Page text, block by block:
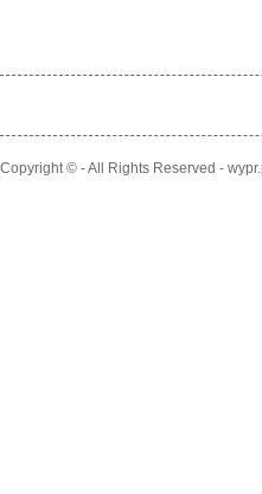
Copyright © - All Rights Reserved -